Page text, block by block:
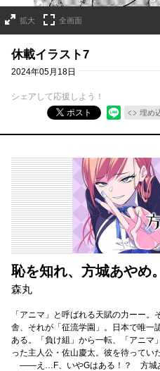
拡大 全画面
休載イラスト7
2024年05月18日
シェアして応援しよう！
ポスト
埋め
恥を知れ、方城あやめ。
森丸
「アニマ」と呼ばれる天賦の力ーー
舎、それが「征流学園」。日本で唯一
ある。「負け組」から一転、「アニマ
った主人公・佐山慶太。彼を待ってい
――え…F、いやGはある！？ 方城あ